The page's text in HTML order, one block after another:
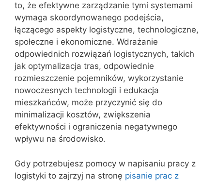
to, że efektywne zarządzanie tymi systemami
wymaga skoordynowanego podejścia,
łączącego aspekty logistyczne, technologiczne,
społeczne i ekonomiczne. Wdrażanie
odpowiednich rozwiązań logistycznych, takich
jak optymalizacja tras, odpowiednie
rozmieszczenie pojemników, wykorzystanie
nowoczesnych technologii i edukacja
mieszkańców, może przyczynić się do
minimalizacji kosztów, zwiększenia
efektywności i ograniczenia negatywnego
wpływu na środowisko.
Gdy potrzebujesz pomocy w napisaniu pracy z
logistyki to zajrzyj na stronę pisanie prac z